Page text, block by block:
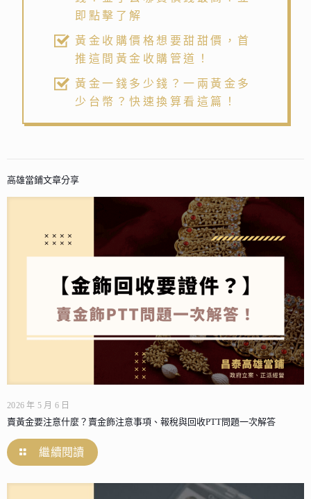
即點擊了解
黃金收購價格想要甜甜價，首
推這間黃金收購管道！
黃金一錢多少錢？一兩黃金多
少台幣？快速換算看這篇！
高雄當鋪文章分享
2026 年 5 月 6 日
賣黃金要注意什麼？賣金飾注意事項、報稅與回收PTT問題一次解答
繼續閱讀